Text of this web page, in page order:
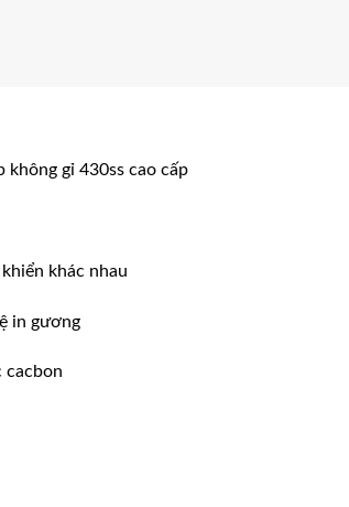
gỉ 430ss cao cấp
khác nhau
in gương
cacbon